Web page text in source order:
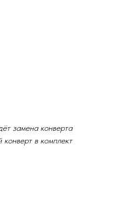
замена конверта
в комплект